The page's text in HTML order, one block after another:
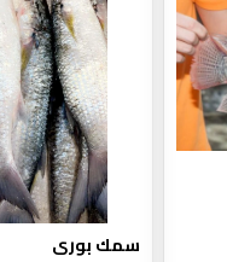
سمك بورى